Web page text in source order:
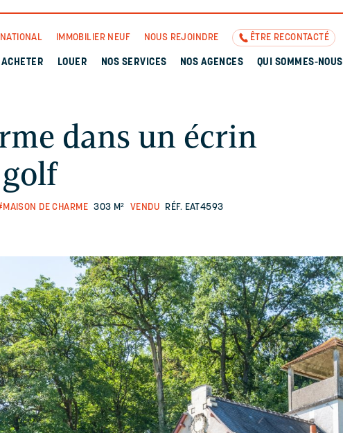
IMMOBILIER NEUF NOUS REJOINDRE ÊTRE RECONTACTÉ
ACHETER LOUER NOS SERVICES NOS AGENCES QUI SOMMES-NOUS
dans un écrin
DE CHARME 303 M² VENDU RÉF. EAT4593